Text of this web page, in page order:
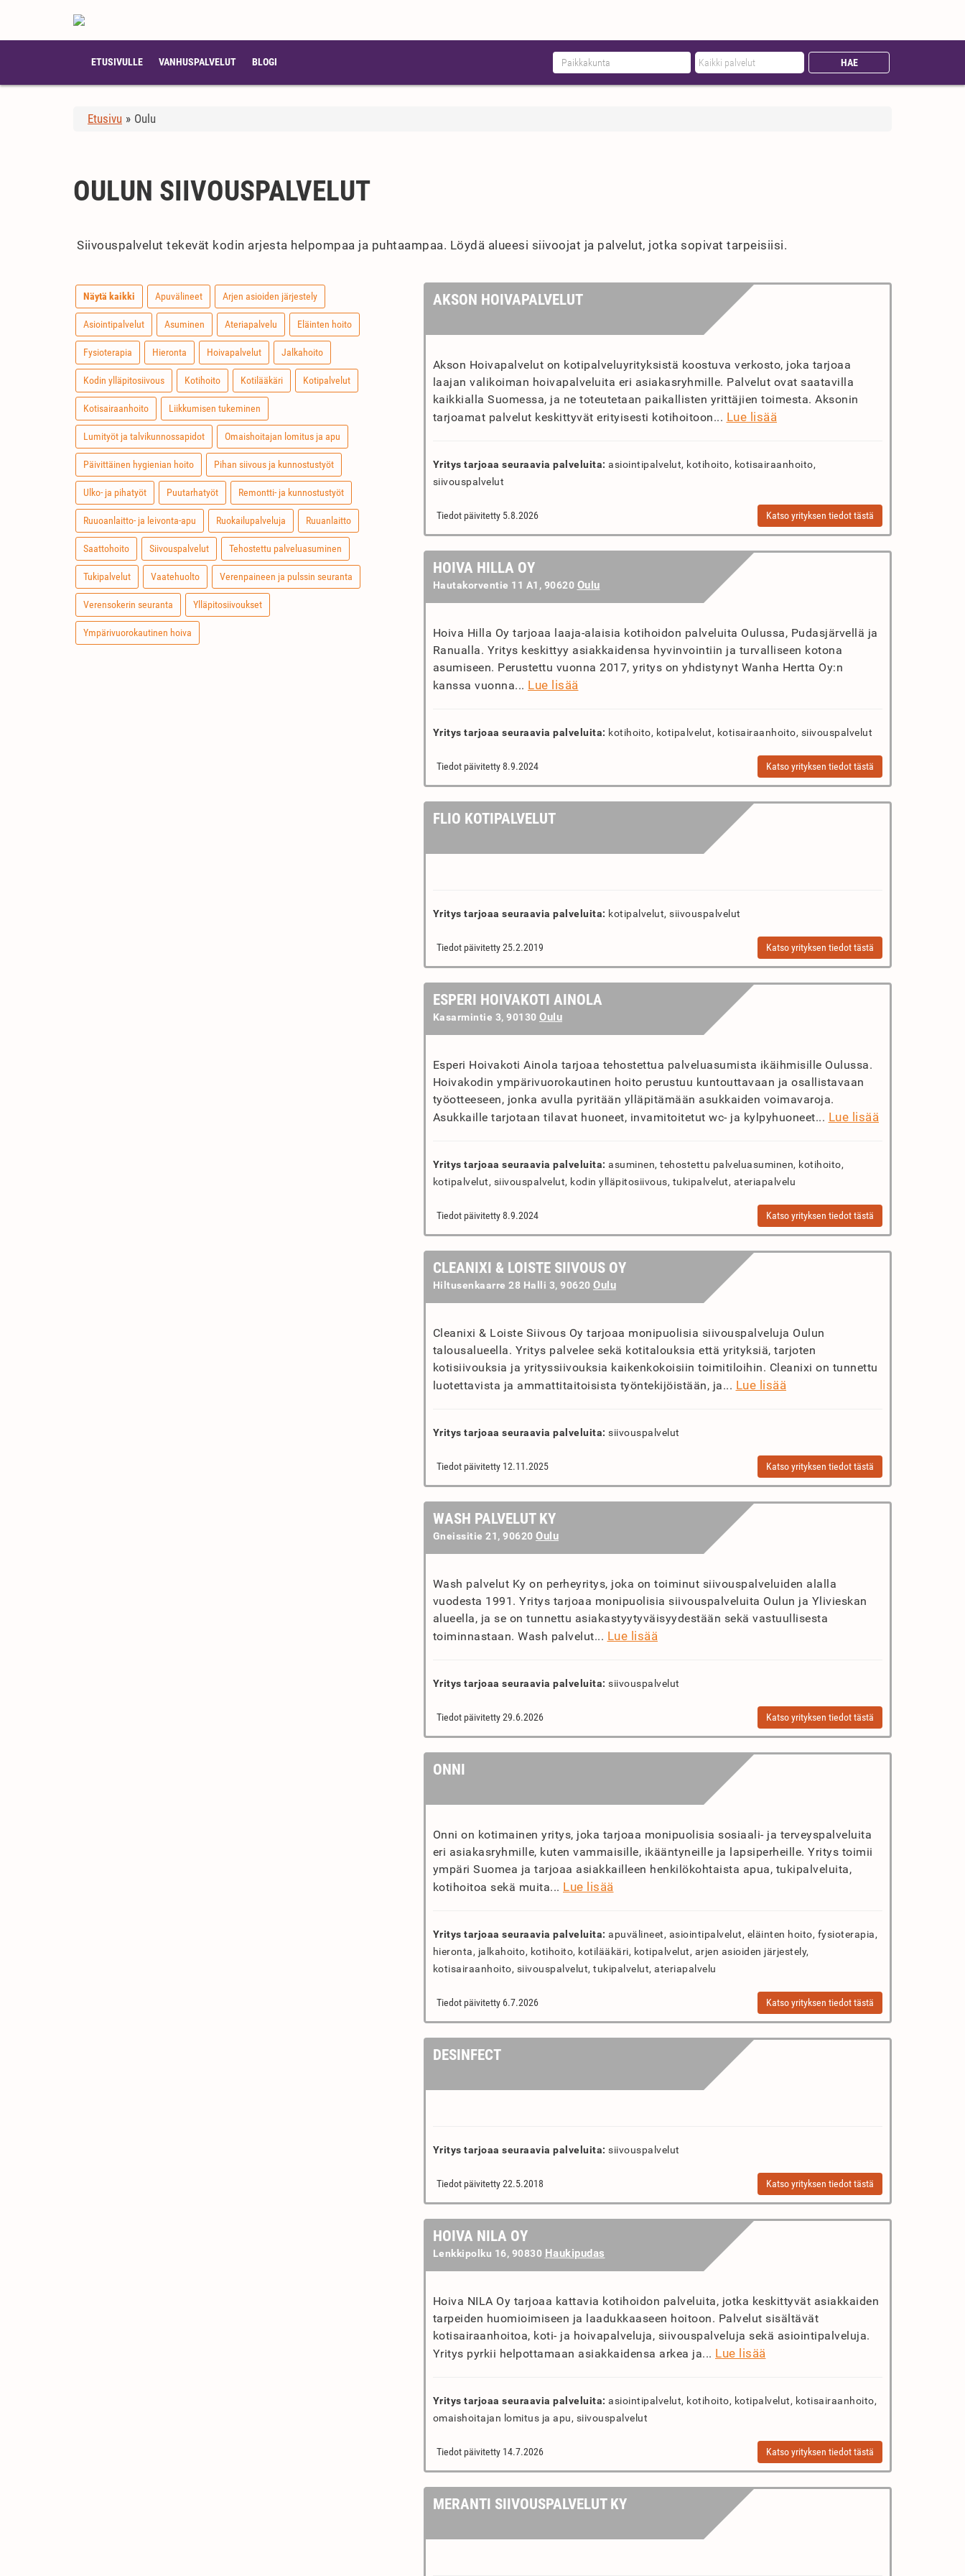
ETUSIVULLE VANHUSPALVELUT BLOGI
Etusivu » Oulu
OULUN SIIVOUSPALVELUT
Siivouspalvelut tekevät kodin arjesta helpompaa ja puhtaampaa. Löydä alueesi siivoojat ja palvelut, jotka sopivat tarpeisiisi.
Näytä kaikki Apuvälineet Arjen asioiden järjestely
Asiointipalvelut Asuminen Ateriapalvelu Eläinten hoito
Fysioterapia Hieronta Hoivapalvelut Jalkahoito
Kodin ylläpitosiivous Kotihoito Kotilääkäri Kotipalvelut
Kotisairaanhoito Liikkumisen tukeminen
Lumityöt ja talvikunnossapidot Omaishoitajan lomitus ja apu
Päivittäinen hygienian hoito Pihan siivous ja kunnostustyöt
Ulko- ja pihatyöt Puutarhatyöt Remontti- ja kunnostustyöt
Ruuoanlaitto- ja leivonta-apu Ruokailupalveluja Ruuanlaitto
Saattohoito Siivouspalvelut Tehostettu palveluasuminen
Tukipalvelut Vaatehuolto Verenpaineen ja pulssin seuranta
Verensokerin seuranta Ylläpitosiivoukset
Ympärivuorokautinen hoiva
AKSON HOIVAPALVELUT
Akson Hoivapalvelut on kotipalveluyrityksistä koostuva verkosto, joka tarjoaa
laajan valikoiman hoivapalveluita eri asiakasryhmille. Palvelut ovat saatavilla
kaikkialla Suomessa, ja ne toteutetaan paikallisten yrittäjien toimesta. Aksonin
tarjoamat palvelut keskittyvät erityisesti kotihoitoon... Lue lisää
Yritys tarjoaa seuraavia palveluita: asiointipalvelut, kotihoito, kotisairaanhoito,
siivouspalvelut
Tiedot päivitetty 5.8.2026 Katso yrityksen tiedot tästä
HOIVA HILLA OY
Hautakorventie 11 A1, 90620 Oulu
Hoiva Hilla Oy tarjoaa laaja-alaisia kotihoidon palveluita Oulussa, Pudasjärvellä ja
Ranualla. Yritys keskittyy asiakkaidensa hyvinvointiin ja turvalliseen kotona
asumiseen. Perustettu vuonna 2017, yritys on yhdistynyt Wanha Hertta Oy:n
kanssa vuonna... Lue lisää
Yritys tarjoaa seuraavia palveluita: kotihoito, kotipalvelut, kotisairaanhoito, siivouspalvelut
Tiedot päivitetty 8.9.2024 Katso yrityksen tiedot tästä
FLIO KOTIPALVELUT
Yritys tarjoaa seuraavia palveluita: kotipalvelut, siivouspalvelut
Tiedot päivitetty 25.2.2019 Katso yrityksen tiedot tästä
ESPERI HOIVAKOTI AINOLA
Kasarmintie 3, 90130 Oulu
Esperi Hoivakoti Ainola tarjoaa tehostettua palveluasumista ikäihmisille Oulussa.
Hoivakodin ympärivuorokautinen hoito perustuu kuntouttavaan ja osallistavaan
työotteeseen, jonka avulla pyritään ylläpitämään asukkaiden voimavaroja.
Asukkaille tarjotaan tilavat huoneet, invamitoitetut wc- ja kylpyhuoneet... Lue lisää
Yritys tarjoaa seuraavia palveluita: asuminen, tehostettu palveluasuminen, kotihoito,
kotipalvelut, siivouspalvelut, kodin ylläpitosiivous, tukipalvelut, ateriapalvelu
Tiedot päivitetty 8.9.2024 Katso yrityksen tiedot tästä
CLEANIXI & LOISTE SIIVOUS OY
Hiltusenkaarre 28 Halli 3, 90620 Oulu
Cleanixi & Loiste Siivous Oy tarjoaa monipuolisia siivouspalveluja Oulun
talousalueella. Yritys palvelee sekä kotitalouksia että yrityksiä, tarjoten
kotisiivouksia ja yrityssiivouksia kaikenkokoisiin toimitiloihin. Cleanixi on tunnettu
luotettavista ja ammattitaitoisista työntekijöistään, ja... Lue lisää
Yritys tarjoaa seuraavia palveluita: siivouspalvelut
Tiedot päivitetty 12.11.2025 Katso yrityksen tiedot tästä
WASH PALVELUT KY
Gneissitie 21, 90620 Oulu
Wash palvelut Ky on perheyritys, joka on toiminut siivouspalveluiden alalla
vuodesta 1991. Yritys tarjoaa monipuolisia siivouspalveluita Oulun ja Ylivieskan
alueella, ja se on tunnettu asiakastyytyväisyydestään sekä vastuullisesta
toiminnastaan. Wash palvelut... Lue lisää
Yritys tarjoaa seuraavia palveluita: siivouspalvelut
Tiedot päivitetty 29.6.2026 Katso yrityksen tiedot tästä
ONNI
Onni on kotimainen yritys, joka tarjoaa monipuolisia sosiaali- ja terveyspalveluita
eri asiakasryhmille, kuten vammaisille, ikääntyneille ja lapsiperheille. Yritys toimii
ympäri Suomea ja tarjoaa asiakkailleen henkilökohtaista apua, tukipalveluita,
kotihoitoa sekä muita... Lue lisää
Yritys tarjoaa seuraavia palveluita: apuvälineet, asiointipalvelut, eläinten hoito, fysioterapia,
hieronta, jalkahoito, kotihoito, kotilääkäri, kotipalvelut, arjen asioiden järjestely,
kotisairaanhoito, siivouspalvelut, tukipalvelut, ateriapalvelu
Tiedot päivitetty 6.7.2026 Katso yrityksen tiedot tästä
DESINFECT
Yritys tarjoaa seuraavia palveluita: siivouspalvelut
Tiedot päivitetty 22.5.2018 Katso yrityksen tiedot tästä
HOIVA NILA OY
Lenkkipolku 16, 90830 Haukipudas
Hoiva NILA Oy tarjoaa kattavia kotihoidon palveluita, jotka keskittyvät asiakkaiden
tarpeiden huomioimiseen ja laadukkaaseen hoitoon. Palvelut sisältävät
kotisairaanhoitoa, koti- ja hoivapalveluja, siivouspalveluja sekä asiointipalveluja.
Yritys pyrkii helpottamaan asiakkaidensa arkea ja... Lue lisää
Yritys tarjoaa seuraavia palveluita: asiointipalvelut, kotihoito, kotipalvelut, kotisairaanhoito,
omaishoitajan lomitus ja apu, siivouspalvelut
Tiedot päivitetty 14.7.2026 Katso yrityksen tiedot tästä
MERANTI SIIVOUSPALVELUT KY